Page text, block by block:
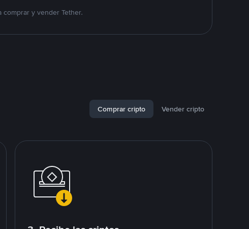
comprar y vender Tether.
Comprar cripto Vender cripto